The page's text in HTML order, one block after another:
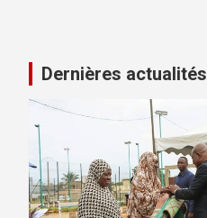
Dernières actualités